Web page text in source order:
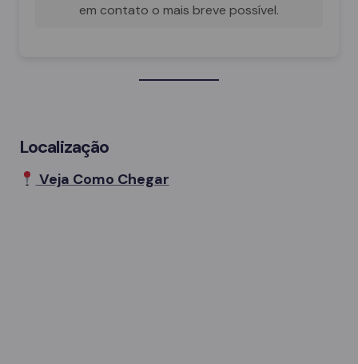
em contato o mais breve possível.
Localização
Veja Como Chegar